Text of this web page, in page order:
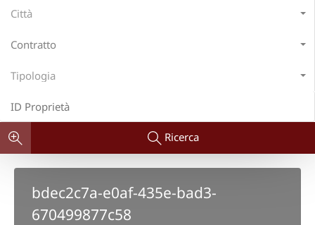
Città
Contratto
Tipologia
Ricerca
bdec2c7a-e0af-435e-bad3-
670499877c58